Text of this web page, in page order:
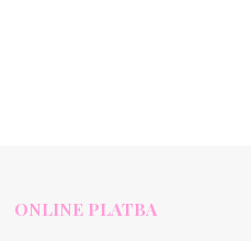
ONLINE PLATBA